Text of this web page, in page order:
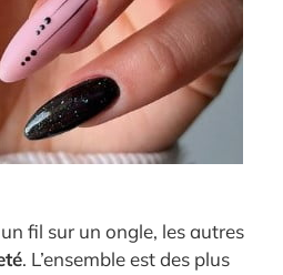
fil sur un ongle, les autres
. L’ensemble est des plus